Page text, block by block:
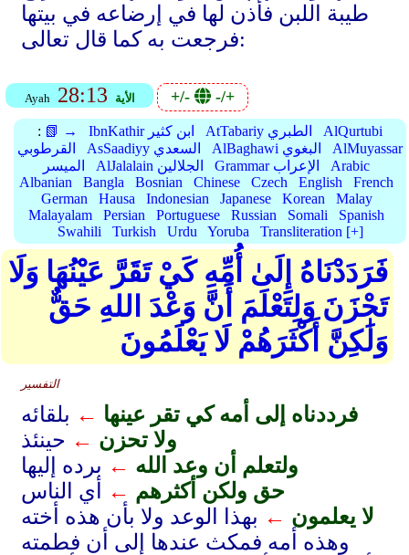
طيبة اللبن فأذن لها في إرضاعه في بيتها
فرجعت به كما قال تعالى:
Ayah 28:13 الأية +/- -/+
: 📗 → IbnKathir ابن كثير AtTabariy الطبري
AlQurtubi
القرطوبي
AsSaadiyy السعدي AlBaghawi البغوي
AlMuyassar
الميسر
AlJalalain الجلالين Grammar الإعراب
Arabic
Albanian
Bangla Bosnian Chinese Czech English
French
German
Hausa Indonesian Japanese Korean
Malay
Malayalam
Persian Portuguese Russian Somali
Spanish
Swahili
Turkish Urdu Yoruba Transliteration [+]
فَرَدَدْنَاهُ إِلَىٰ أُمِّهِ كَيْ تَقَرَّ عَيْنُهَا وَلَا
تَحْزَنَ وَلِتَعْلَمَ أَنَّ وَعْدَ اللهِ حَقٌّ
وَلَٰكِنَّ أَكْثَرَهُمْ لَا يَعْلَمُونَ
التفسير
فرددناه إلى أمه كي تقر عينها ← بلقائه
ولا تحزن ← حينئذ
ولتعلم أن وعد الله ← برده إليها
حق ولكن أكثرهم ←
أي الناس
لا يعلمون ← بهذا الوعد ولا بأن هذه أخته
وهذه أمه فمكث عندها إلى أن فطمته